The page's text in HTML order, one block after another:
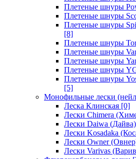
Плетеные шнуры
Плетеные шнуры
Плетеные шнуры
[8]
Плетеные шнуры
Плетеные шнуры
Плетеные шнуры
Плетеные шнуры
Плетеные шнуры
[5]
Монофильные лески
Леска Клинская [0]
Лески Chimera
Лески Daiwa (Дайва)
Лески Kosadaka
Лески Owner
Лески Varivas